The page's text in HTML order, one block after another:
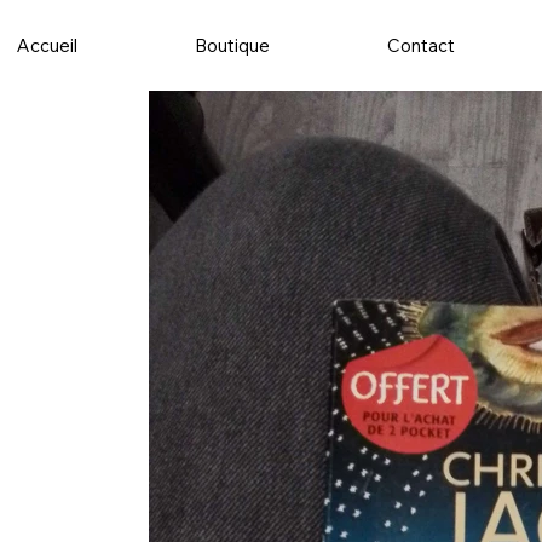
Accueil Boutique Contact